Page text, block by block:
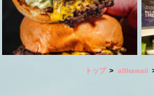
トップ allhawaii